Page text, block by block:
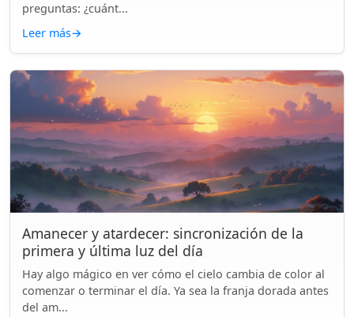
preguntas: ¿cuánt...
Leer más→
Amanecer y atardecer: sincronización de la
primera y última luz del día
Hay algo mágico en ver cómo el cielo cambia de color al
comenzar o terminar el día. Ya sea la franja dorada antes
del am...